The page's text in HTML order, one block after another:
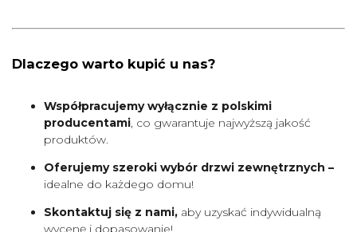
Dlaczego warto kupić u nas?
Współpracujemy wyłącznie z polskimi
producentami, co gwarantuje najwyższą jakość
produktów.
Oferujemy szeroki wybór drzwi zewnętrznych –
idealne do każdego domu!
Skontaktuj się z nami, aby uzyskać indywidualną
wycenę i dopasowanie!